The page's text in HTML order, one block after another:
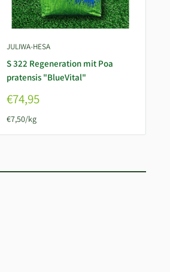
JULIWA-HESA
S 322 Regeneration mit Poa
pratensis "BlueVital"
Sonderpreis
€74,95
€7,50/kg